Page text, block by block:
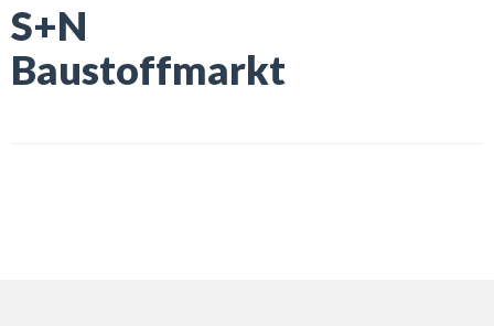
S+N
Baustoffmarkt